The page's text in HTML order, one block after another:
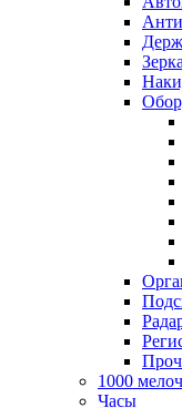
1000
Часы